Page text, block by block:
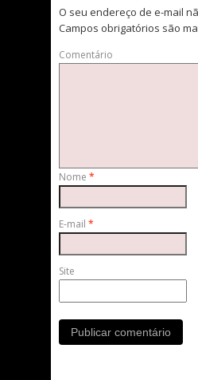
O seu endereço de e-mail
Campos obrigatórios são
Comentário
Nome *
E-mail *
Site